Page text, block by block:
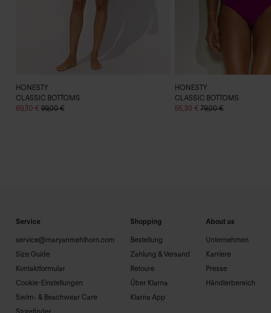
HONESTY
CLASSIC BOTTOMS
69,30 € 99,00 €
HONESTY
CLASSIC BOTTOMS
55,30 € 79,00 €
Service
service@maryanmehlhorn.com
Size Guide
Kontaktformular
Cookie-Einstellungen
Swim- & Beachwear Care
Shopping
Bestellung
Zahlung & Versand
Retoure
Über Klarna
Klarna App
About us
Unternehmen
Karriere
Presse
Händlerbereich